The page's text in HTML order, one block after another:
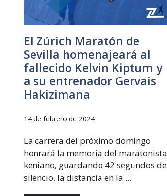
El Zúrich Maratón de
Sevilla homenajeará al
fallecido Kelvin Kiptum y
a su entrenador Gervais
Hakizimana
14 de febrero de 2024
La carrera del próximo domingo
honrará la memoria del maratonista
keniano, guardando 42 segundos de
silencio, la distancia en la ...